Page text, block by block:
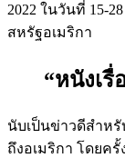
2022 ในวันที่ 15-
สหรัฐอเมริกา
“หนังเรื่
นับเป็นข่าวดีสำห
ถึงอเมริกา โดยค